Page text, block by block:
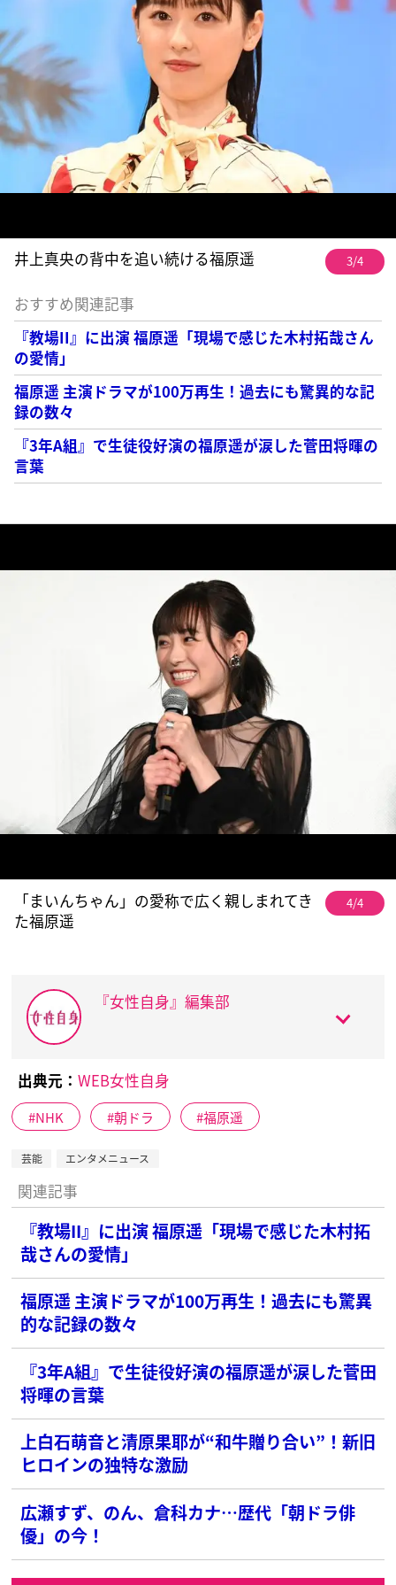
井上真央の背中を追い続ける福原遥 3/4
おすすめ関連記事
『教場II』に出演 福原遥「現場で感じた木村拓哉さん
の愛情」
福原遥 主演ドラマが100万再生！過去にも驚異的な記
録の数々
『3年A組』で生徒役好演の福原遥が涙した菅田将暉の
言葉
「まいんちゃん」の愛称で広く親しまれてき
た福原遥
4/4
『女性自身』編集部
出典元： WEB女性自身
NHK 朝ドラ 福原遥
芸能 エンタメニュース
関連記事
『教場II』に出演 福原遥「現場で感じた木村拓
哉さんの愛情」
福原遥 主演ドラマが100万再生！過去にも驚異
的な記録の数々
『3年A組』で生徒役好演の福原遥が涙した菅田
将暉の言葉
上白石萌音と清原果耶が“和牛贈り合い”！新旧
ヒロインの独特な激励
広瀬すず、のん、倉科カナ…歴代「朝ドラ俳
優」の今！